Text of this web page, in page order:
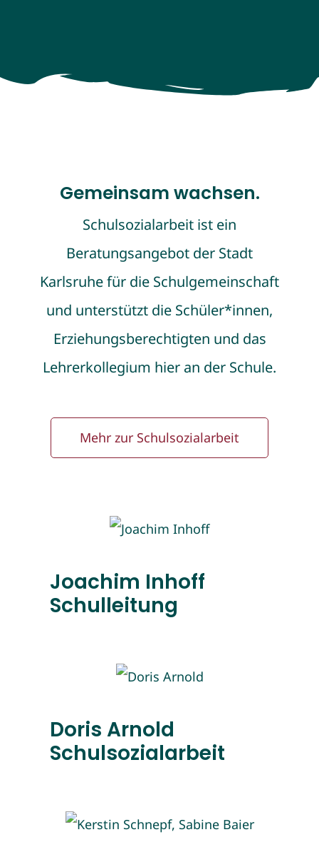
Gemeinsam wachsen.
Schulsozialarbeit ist ein
Beratungsangebot der Stadt
Karlsruhe für die Schulgemeinschaft
und unterstützt die Schüler*innen,
Erziehungsberechtigten und das
Lehrerkollegium hier an der Schule.
Mehr zur Schulsozialarbeit
Joachim Inhoff
Schulleitung
Doris Arnold
Schulsozialarbeit